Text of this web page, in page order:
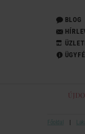
BLOG
Főoldal